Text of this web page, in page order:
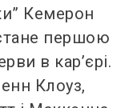
Кемерон
першою
в кар’єрі.
Клоуз,